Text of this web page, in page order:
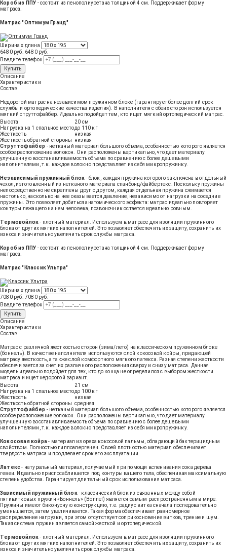
Короб из ППУ - состоит из пенополиуретана толщиной 4 см. Поддерживает форму
матраса.
Матрас "Оптимум Гранд"
Ширина х длина
6480 руб. 6480 руб.
Введите телефон
Купить
Описание
Характеристики
Состав
Недорогой матрас на независимом пружинном блоке (гарантирует более долгий срок
службы и ортопедические качества изделия). В наполнителя с обеих сторон используется
мягкий струттофайбер. Идеально подойдет тем, кто ищет мягкий ортопедический матрас.
Высота
20 см
Нагрузка на 1 спальное местодо 110 кг
Жесткость
низкая
Жесткость обратной стороны
низкая
Струттофайбер - нетканый материал большого объема, особенностью которого является
особое расположение волокон. Они расположены вертикально, что дает материалу
улучшенную восстанавливаемость объема по сравнению с более дешевыми
наполнителями, т.к. каждое волокно представляет из себя микропружинку.
Независимый пружинный блок- блок, каждая пружина которого заключена в отдельный
чехол, изготовленный из нетканого материала спанбонд/файбертекс. Поскольку пружины
непосредственно не скреплены друг с другом, каждая отдельная пружина сжимается
настолько, насколько на нее оказывается давление, независимо от нагрузки на соседние
пружины. Это позволяет добиться анатомического эффекта: матрас идеально повторяет
контуры лежащего на нем человека, позвоночник остается идеально ровным.
Термовойлок- плотный материал. Используем в матрасе для изоляции пружинного
блока от других мягких наполнителей. Это позволяет обеспечить их защиту, сохранить их
износа и значительно увеличить срок службы матраса.
Короб из ППУ - состоит из пенополиуретана толщиной 4 см. Поддерживает форму
матраса.
Матрас "Классик Ультра"
Ширина х длина
7080 руб. 7080 руб.
Введите телефон
Купить
Описание
Характеристики
Состав
Матрас с различной жесткостью сторон (зима/лето) на классическом пружинном блоке
(боннель). В качестве наполнителя используются слой кокосовой койры, придающей
матрасу жесткость, а также слой комфортного мягкого латекса. Разная степени жесткости
обеспечивается за счет их различного расположения сверху и снизу матраса. Данная
модель идеально подойдет для тех, кто до конца не определился с выбором жесткости
матраса и ищет недорогой вариант.
Высота
21 см
Нагрузка на 1 спальное местодо 100 кг
Жесткость
низкая
Жесткость обратной стороны средняя
Струттофайбер - нетканый материал большого объема, особенностью которого является
особое расположение волокон. Они расположены вертикально, что дает материалу
улучшенную восстанавливаемость объема по сравнению с более дешевыми
наполнителями, т.к. каждое волокно представляет из себя микропружинку.
Кокосовая койра- материал из ореха кокосовой пальмы, обладающий бактерицидным
свойством. Полностью гиппоалергенен. Своей плотностью материал обеспечивает
твердость матраса и продлевает срок его эксплуатации.
Латекс - натуральный материал, получаемый при помощи вспенивания сока дерева
гевеи. Идеально приспосабливается под контуры вашего тела, обеспечивая максимальную
степень удобства. Гарантирует длительный срок использования матраса.
Зависимый пружинный блок- классический блок из связанных между собой
пятивитковых пружин «Боннель» (Bonnel) является самым распространенным в мире.
Пружины имеют биконусную конструкцию, т.е. радиус витка сначала последовательно
уменьшается, затем увеличивается. Такая форма обеспечивает равномерное
распределение нагрузки, при этом отсутствует соприкосновение витков, трение и шум.
Такая система пружин является самой жесткой и ортопедической.
Термовойлок- плотный материал. Используем в матрасе для изоляции пружинного
блока от других мягких наполнителей. Это позволяет обеспечить их защиту, сохранить их
износа и значительно увеличить срок службы матраса.